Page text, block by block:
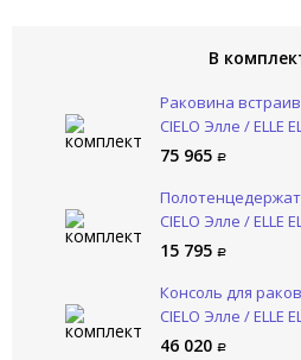
В
Раковина
CIELO Элле / ELLE
75 965
CIELO Элле / ELLE
15 795
Консоль для
CIELO Элле / ELLE
46 020